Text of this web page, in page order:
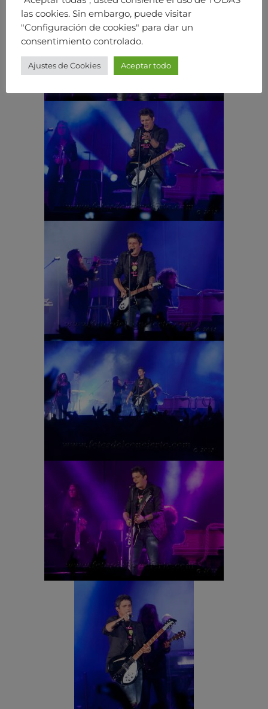
las cookies. Sin embargo, puede visitar
"Configuración de cookies" para dar un
consentimiento controlado.
Ajustes de Cookies Aceptar todo